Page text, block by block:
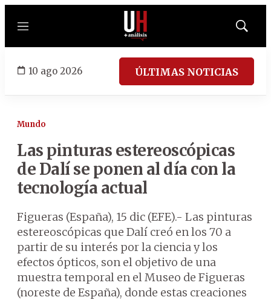
Menú
Mostrar
10 ago 2026 ÚLTIMAS NOTICIAS
Mundo
Las pinturas estereoscópicas
de Dalí se ponen al día con la
tecnología actual
Figueras (España), 15 dic (EFE).- Las pinturas
estereoscópicas que Dalí creó en los 70 a
partir de su interés por la ciencia y los
efectos ópticos, son el objetivo de una
muestra temporal en el Museo de Figueras
(noreste de España), donde estas creaciones